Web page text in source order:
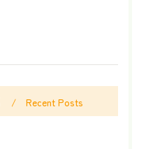
Recent Posts